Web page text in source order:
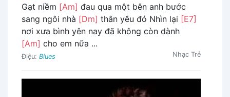
Gạt niềm [Am] đau qua một bên anh bước
sang ngôi nhà [Dm] thân yêu đó Nhìn lại [E7]
nơi xưa bình yên nay đã không còn dành
[Am] cho em nữa ...
Điệu: Blues Nhạc Trẻ